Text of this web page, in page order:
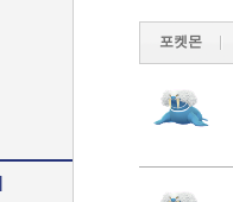
포켓몬